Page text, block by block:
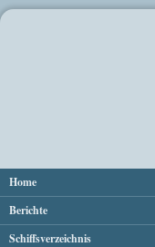
Home
Berichte
Schiffsverzeichnis